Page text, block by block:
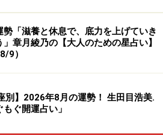
手座（11月23日～12月21
勢「滋養と休息で、底力を上げていき
」章月綾乃の【大人のための星占い】
9）
別】2026年8月の運勢！ 生田目浩美.
ぐ開運占い」